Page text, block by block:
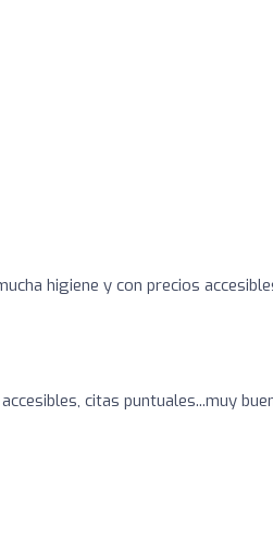
higiene y con precios
citas puntuales...muy